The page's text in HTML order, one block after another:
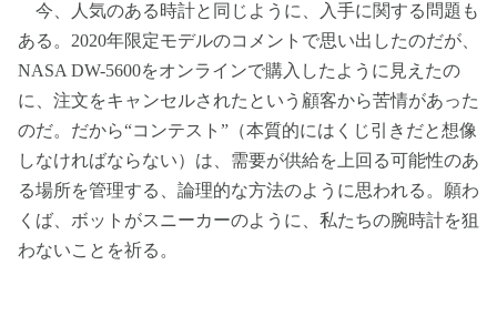
今、人気のある時計と同じように、入手に関する問題も
ある。2020年限定モデルのコメントで思い出したのだが、
NASA DW-5600をオンラインで購入したように見えたの
に、注文をキャンセルされたという顧客から苦情があった
のだ。だから“コンテスト”（本質的にはくじ引きだと想像
しなければならない）は、需要が供給を上回る可能性のあ
る場所を管理する、論理的な方法のように思われる。願わ
くば、ボットがスニーカーのように、私たちの腕時計を狙
わないことを祈る。